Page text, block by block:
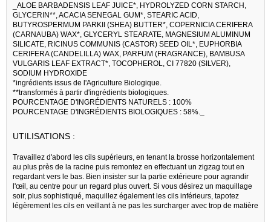
_ALOE BARBADENSIS LEAF JUICE*, HYDROLYZED CORN STARCH,
GLYCERIN**, ACACIA SENEGAL GUM*, STEARIC ACID,
BUTYROSPERMUM PARKII (SHEA) BUTTER*, COPERNICIA CERIFERA
(CARNAUBA) WAX*, GLYCERYL STEARATE, MAGNESIUM ALUMINUM
SILICATE, RICINUS COMMUNIS (CASTOR) SEED OIL*, EUPHORBIA
CERIFERA (CANDELILLA) WAX, PARFUM (FRAGRANCE), BAMBUSA
VULGARIS LEAF EXTRACT*, TOCOPHEROL, CI 77820 (SILVER),
SODIUM HYDROXIDE
*ingrédients issus de l'Agriculture Biologique.
**transformés à partir d'ingrédients biologiques.
POURCENTAGE D'INGRÉDIENTS NATURELS : 100%
POURCENTAGE D'INGRÉDIENTS BIOLOGIQUES : 58%._
UTILISATIONS :
Travaillez d'abord les cils supérieurs, en tenant la brosse horizontalement
au plus près de la racine puis remontez en effectuant un zigzag tout en
regardant vers le bas. Bien insister sur la partie extérieure pour agrandir
l'œil, au centre pour un regard plus ouvert. Si vous désirez un maquillage
soir, plus sophistiqué, maquillez également les cils inférieurs, tapotez
légèrement les cils en veillant à ne pas les surcharger avec trop de matière